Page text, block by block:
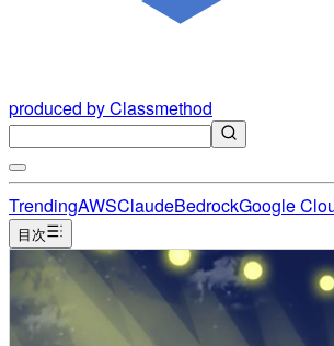
produced by Classmethod
TrendingAWSClaudeBedrockGoogle
目次